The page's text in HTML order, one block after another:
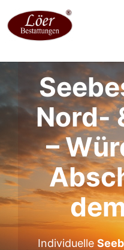
Inhalt
springen
Nord-
–
Individuelle